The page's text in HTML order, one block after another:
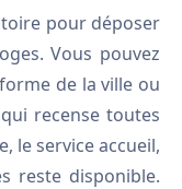
pour déposer
Vous pouvez
de la ville ou
recense toutes
le service accueil,
reste disponible.